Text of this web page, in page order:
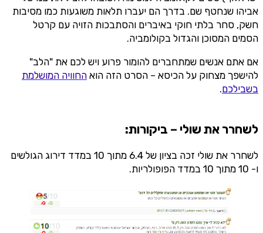
אביהו שנחטף שם. בדרך הם יעברו תלאות משוגעות כמו מסיבות
חשק, סחר בלתי חוקי באיברים והסתבכות הזויה עם קרטל
הסמים המסוכן והגדול בקולומביה.
אם אתם אנשים שמתחברים להומור פרוע ויש לכם את "הלב"
להישפך מצחוק על הכיסא – הסרט הזה הוא החוויה המושלמת
בשבילכם.
לשחרר את שולי – ביקורות:
לשחרר את שולי זכה בציון של 6.4 מתוך 10 במדד דירוג הגולשים
ו- 10 מתוך 10 במדד הפופולריות.